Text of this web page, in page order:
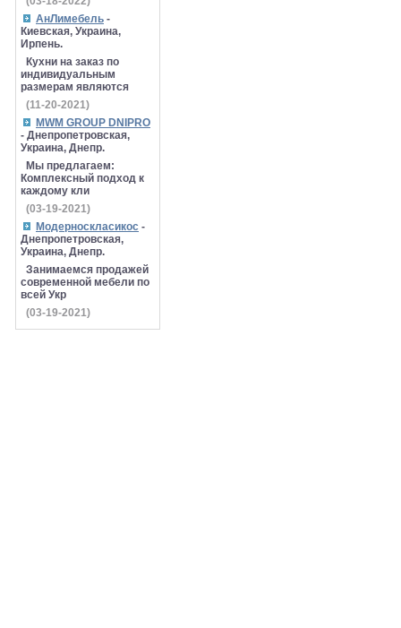
АнЛимебель -
Киевская, Украина,
Ирпень.
Кухни на заказ по
индивидуальным
размерам являются
(11-20-2021)
MWM GROUP DNIPRO
- Днепропетровская,
Украина, Днепр.
Мы предлагаем:
Комплексный подход к
каждому кли
(03-19-2021)
Модерноскласикос -
Днепропетровская,
Украина, Днепр.
Занимаемся продажей
современной мебели по
всей Укр
(03-19-2021)